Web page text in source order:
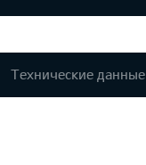
Технические данные